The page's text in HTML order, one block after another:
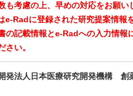
も考慮の上、早めの対応をお願い
e-Radに登録された研究提案情報
の記載情報とe-Radへの入力情報
さい。
発法人日本医療研究開発機構